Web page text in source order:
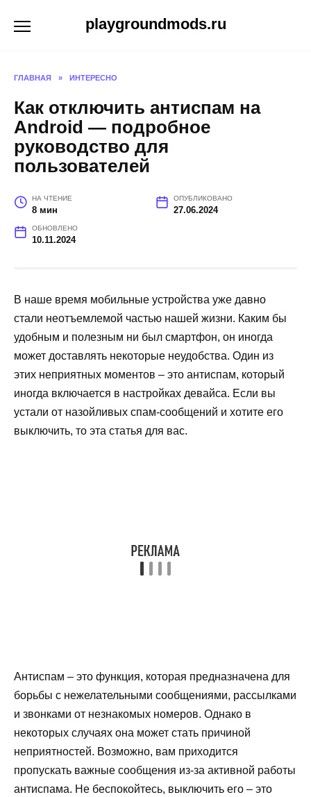
playgroundmods.ru
ГЛАВНАЯ » ИНТЕРЕСНО
Как отключить антиспам на
Android — подробное
руководство для
пользователей
НА ЧТЕНИЕ
8 мин
ОПУБЛИКОВАНО
27.06.2024
ОБНОВЛЕНО
10.11.2024
В наше время мобильные устройства уже давно
стали неотъемлемой частью нашей жизни. Каким бы
удобным и полезным ни был смартфон, он иногда
может доставлять некоторые неудобства. Один из
этих неприятных моментов – это антиспам, который
иногда включается в настройках девайса. Если вы
устали от назойливых спам-сообщений и хотите его
выключить, то эта статья для вас.
Антиспам – это функция, которая предназначена для
борьбы с нежелательными сообщениями, рассылками
и звонками от незнакомых номеров. Однако в
некоторых случаях она может стать причиной
неприятностей. Возможно, вам приходится
пропускать важные сообщения из-за активной работы
антиспама. Не беспокойтесь, выключить его – это